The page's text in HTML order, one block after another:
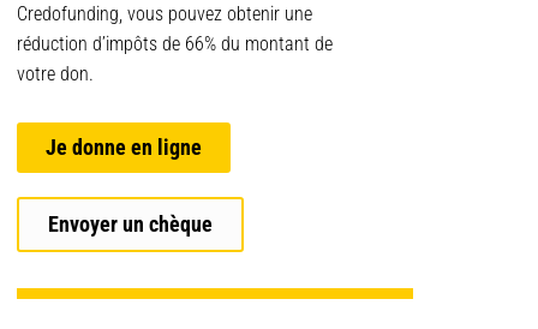
Credofunding, vous pouvez obtenir une
réduction d’impôts de 66% du montant de
votre don.
Je donne en ligne
Envoyer un chèque